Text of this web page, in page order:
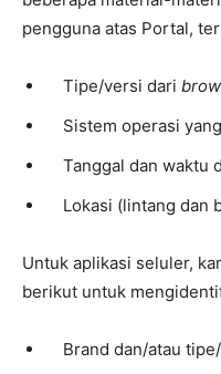
pengguna atas Portal,
Tipe/versi dari
Sistem operasi
Tanggal dan waktu
Lokasi (lintang dan
Untuk aplikasi seluler,
berikut untuk
Brand dan/atau